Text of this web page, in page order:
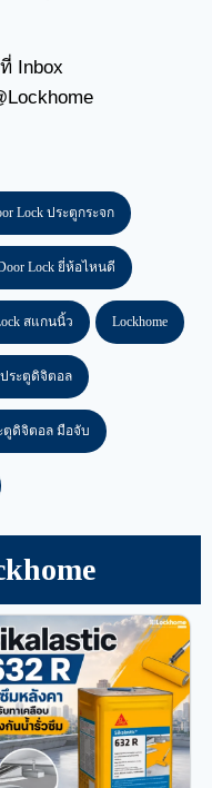
Inbox
Lock ประตูกระจก
Lock ยี่ห้อไหนดี
สแกนนิ้ว Lockhome
ระตูดิจิตอล
ตูดิจิตอล มือจับ